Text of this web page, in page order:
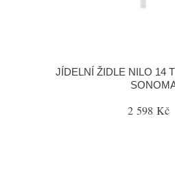
JÍDELNÍ ŽIDLE NILO 14
2 598 Kč